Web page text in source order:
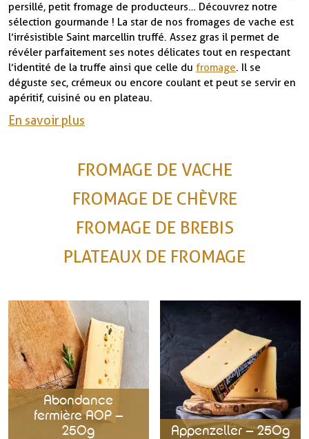
persillé, petit fromage de producteurs… Découvrez notre
sélection gourmande ! La star de nos fromages de vache est
l’irrésistible Saint marcellin truffé. Assez gras il permet de
révéler parfaitement ses notes délicates tout en respectant
l’identité de la truffe ainsi que celle du fromage. Il se
déguste sec, crémeux ou encore coulant et peut se servir en
apéritif, cuisiné ou en plateau.
En savoir plus
FROMAGE DE VACHE
FROMAGE DE CHÈVRE
FROMAGE DE BREBIS
PLATEAUX DE FROMAGE
Abondance
fermière AOP –
250g
Appenzeller – 250g